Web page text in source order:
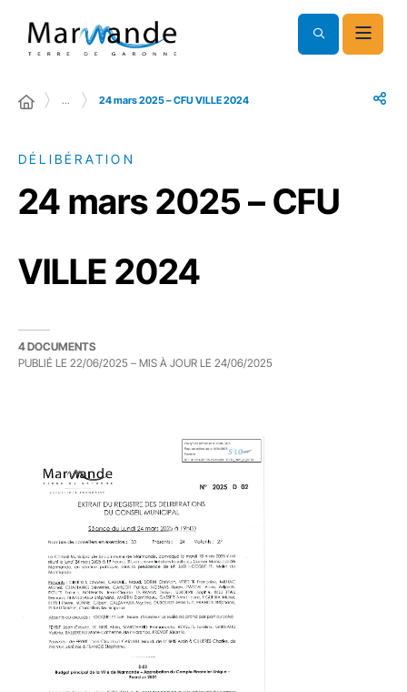
… 24 mars 2025 – CFU VILLE 2024
DÉLIBÉRATION
24 mars 2025 – CFU
VILLE 2024
4 DOCUMENTS
PUBLIÉ LE 22/06/2025 – MIS À JOUR LE 24/06/2025